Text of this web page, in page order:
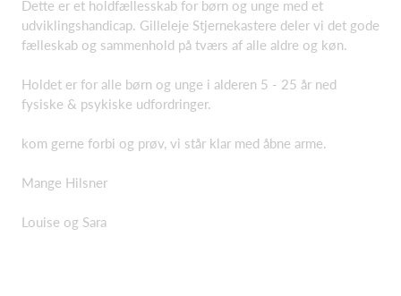
Dette er et holdfællesskab for børn og unge med et
udviklingshandicap. Gilleleje Stjernekastere deler vi det gode
fælleskab og sammenhold på tværs af alle aldre og køn.
Holdet er for alle børn og unge i alderen 5 - 25 år ned
fysiske & psykiske udfordringer.
kom gerne forbi og prøv, vi står klar med åbne arme.
Mange Hilsner
Louise og Sara